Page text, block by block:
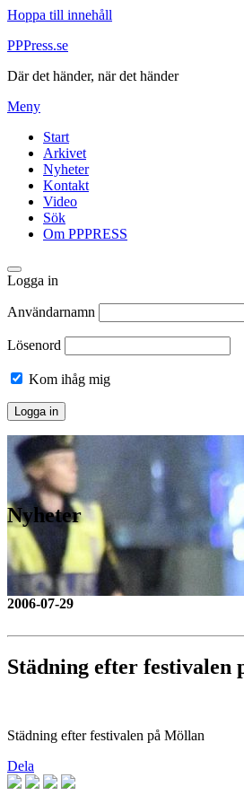
Hoppa till innehåll
PPPress.se
Där det händer, när det händer
Meny
Start
Arkivet
Nyheter
Kontakt
Video
Sök
Om PPPRESS
Logga in
Användarnamn
Lösenord
Kom ihåg mig
Nyheter
2006-07-29
Städning efter festivalen
Städning efter festivalen på Möllan
Dela